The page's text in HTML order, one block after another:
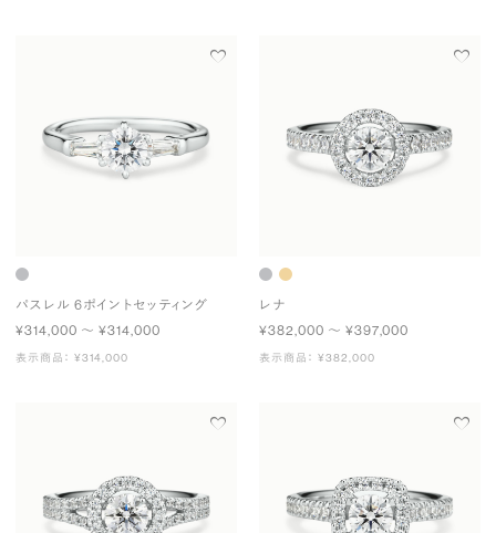
パスレル 6ポイントセッティング
¥314,000 〜 ¥314,000
表示商品： ¥314,000
レナ
¥382,000 〜 ¥397,000
表示商品： ¥382,000